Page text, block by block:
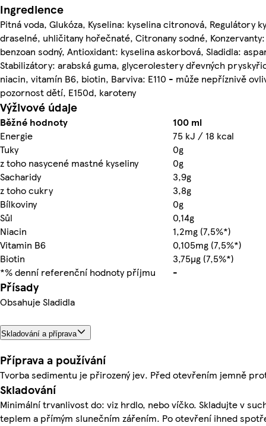
Ingredience
Pitná voda, Glukóza, Kyselina: kyselina citronová, Regulátory
draselné, uhličitany hořečnaté, Citronany sodné,
benzoan sodný, Antioxidant: kyselina askorbová, Sladidla:
Stabilizátory: arabská guma, glycerolestery dřevných
niacin, vitamín B6, biotin, Barviva: E110 - může nepříznivě
pozornost dětí, E150d, karoteny
Výživové údaje
Běžné hodnoty
100 ml
Energie
75 kJ / 18 kcal
Tuky
0g
z toho nasycené mastné kyseliny
0g
Sacharidy
3,9g
z toho cukry
3,8g
Bílkoviny
0g
Sůl
0,14g
Niacin
1,2mg (7,5%*)
Vitamin B6
0,105mg (7,5%*)
Biotin
3,75µg (7,5%*)
*% denní referenční hodnoty příjmu
-
Přísady
Obsahuje Sladidla
Skladování a příprava
Příprava a používání
Tvorba sedimentu je přirozený jev. Před otevřením jemně
Skladování
Minimální trvanlivost do: viz hrdlo, nebo víčko. Skladujte v
teplem a přímým slunečním zářením. Po otevření ihned